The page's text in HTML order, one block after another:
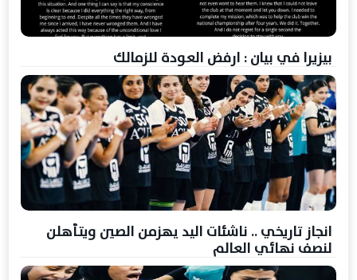
بيزيرا في بيان : ارفض العودة للزمالك
انجاز تاريخي .. ناشئات اليد يهزمن الصين ويتأهلن
لنصف نهائي العالم